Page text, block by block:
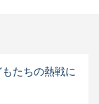
たちの熱戦に